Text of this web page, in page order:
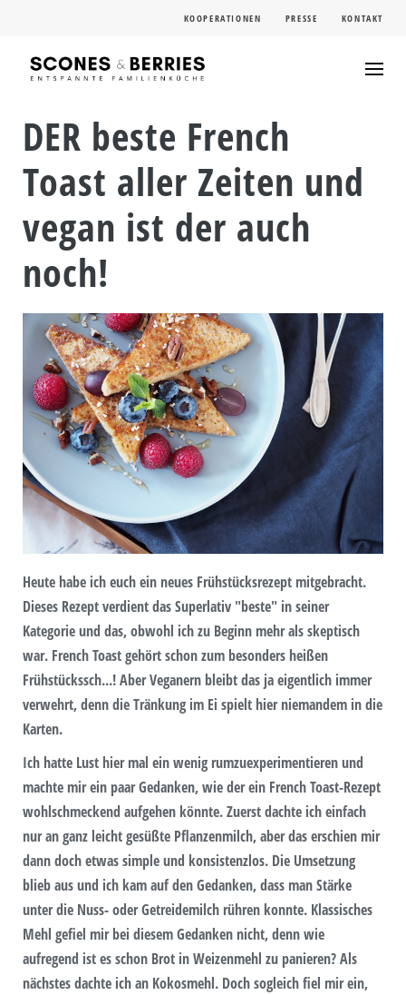
content
KOOPERATIONEN PRESSE KONTAKT
DER beste French
Toast aller Zeiten und
vegan ist der auch
noch!
Heute habe ich euch ein neues Frühstücksrezept mitgebracht.
Dieses Rezept verdient das Superlativ "beste" in seiner
Kategorie und das, obwohl ich zu Beginn mehr als skeptisch
war. French Toast gehört schon zum besonders heißen
Frühstückssch...! Aber Veganern bleibt das ja eigentlich immer
verwehrt, denn die Tränkung im Ei spielt hier niemandem in die
Karten.
Ich hatte Lust hier mal ein wenig rumzuexperimentieren und
machte mir ein paar Gedanken, wie der ein French Toast-Rezept
wohlschmeckend aufgehen könnte. Zuerst dachte ich einfach
nur an ganz leicht gesüßte Pflanzenmilch, aber das erschien mir
dann doch etwas simple und konsistenzlos. Die Umsetzung
blieb aus und ich kam auf den Gedanken, dass man Stärke
unter die Nuss- oder Getreidemilch rühren konnte. Klassisches
Mehl gefiel mir bei diesem Gedanken nicht, denn wie
aufregend ist es schon Brot in Weizenmehl zu panieren? Als
nächstes dachte ich an Kokosmehl. Doch sogleich fiel mir ein,